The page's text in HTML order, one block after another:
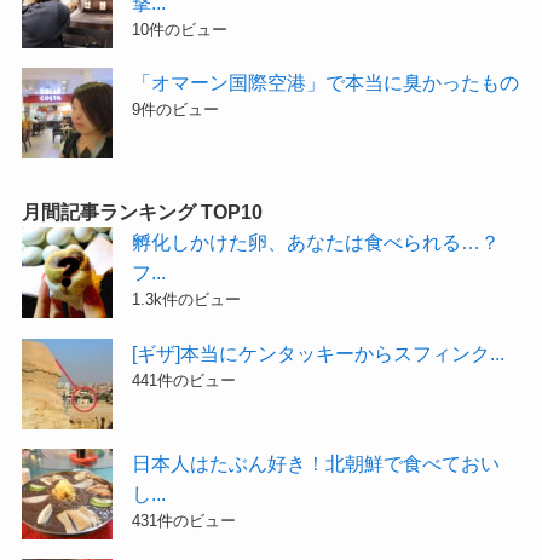
10件のビュー
「オマーン国際空港」で本当に臭かったもの
9件のビュー
月間記事ランキング TOP10
孵化しかけた卵、あなたは食べられる…？
フ...
1.3k件のビュー
[ギザ]本当にケンタッキーからスフィンク...
441件のビュー
日本人はたぶん好き！北朝鮮で食べておい
し...
431件のビュー